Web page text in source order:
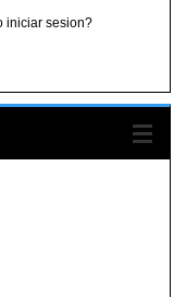
iniciar sesion?